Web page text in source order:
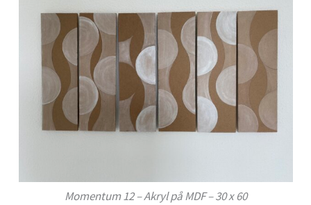
Momentum 12 – Akryl på MDF – 30 x 60